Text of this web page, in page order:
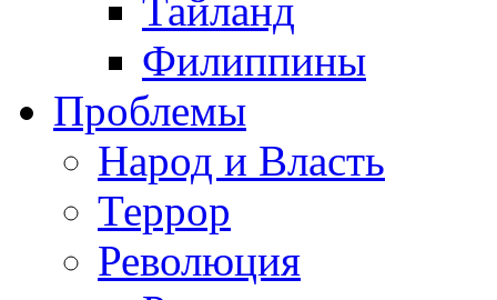
Тайланд
Филиппины
Проблемы
Народ и Власть
Террор
Революция